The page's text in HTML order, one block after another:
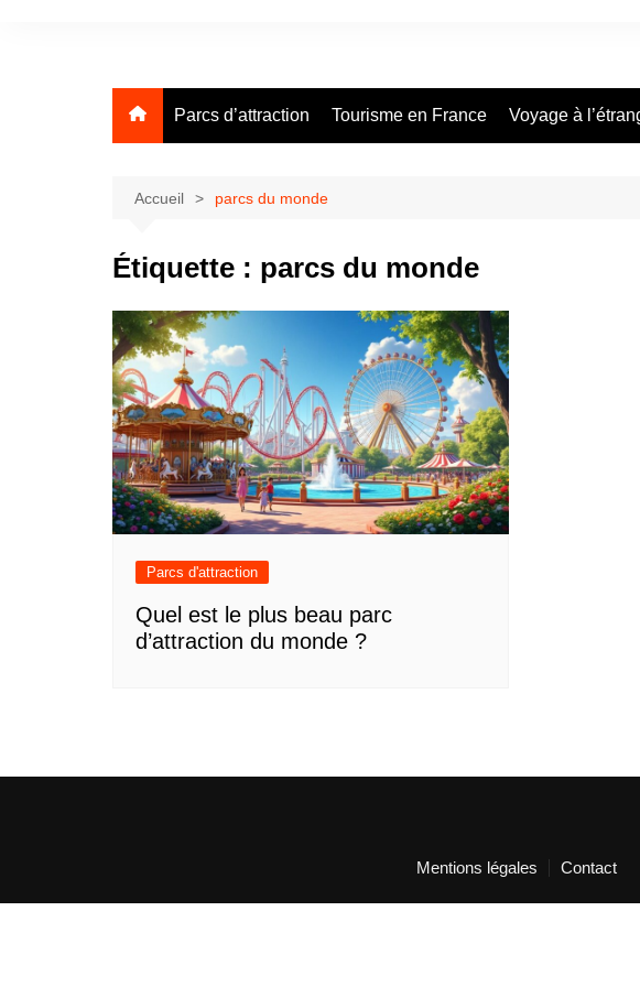
Parcs d’attraction Tourisme en France Voyage à
Accueil parcs du monde
Étiquette : parcs du monde
Parcs d'attraction
Quel est le plus beau parc
d’attraction du monde ?
Mentions légales Contact